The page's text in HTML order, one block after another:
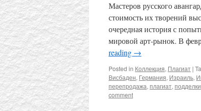
Мастеров русского
стоимость их творений
очередная история с
мировой арт-рынок. В
reading →
Posted in Коллекция, Плагиат |
Висбаден, Германия, Израиль,
перепродажа, плагиат, подделки
comment